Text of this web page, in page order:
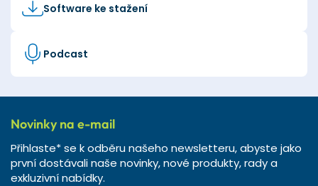
Software ke stažení
Podcast
Novinky na e-mail
Přihlaste* se k odběru našeho newsletteru, abyste jako
první dostávali naše novinky, nové produkty, rady a
exkluzivní nabídky.